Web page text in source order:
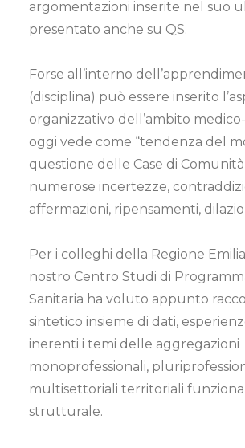
argomentazioni inserite nel suo
presentato anche su QS.
Forse all’interno
(disciplina) può essere inserito
organizzativo dell’ambito
oggi vede come “tendenza del
questione delle Case di
numerose incertezze,
affermazioni, ripensamenti,
Per i colleghi della Regione
nostro Centro Studi di
Sanitaria ha voluto appunto
sintetico insieme di dati,
inerenti i temi delle aggregazioni
monoprofessionali,
multisettoriali territoriali
strutturale.